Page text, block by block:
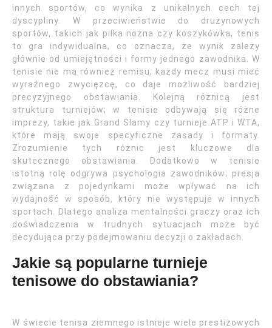
innych sportów, co wynika z unikalnych cech tej
dyscypliny. W przeciwieństwie do drużynowych
sportów, takich jak piłka nożna czy koszykówka, tenis
to gra indywidualna, co oznacza, że wynik zależy
głównie od umiejętności i formy jednego zawodnika. W
tenisie nie ma również remisu; każdy mecz musi mieć
wyraźnego zwycięzcę, co daje możliwość bardziej
precyzyjnego obstawiania. Kolejną różnicą jest
struktura turniejów; w tenisie odbywają się różne
imprezy, takie jak Grand Slamy czy turnieje ATP i WTA,
które mają swoje specyficzne zasady i formaty.
Zrozumienie tych różnic jest kluczowe dla
skutecznego obstawiania. Dodatkowo w tenisie
istotną rolę odgrywa psychologia zawodników; presja
związana z pojedynkami może wpływać na ich
wydajność w sposób, który nie występuje w innych
sportach. Dlatego analiza mentalności graczy oraz ich
doświadczenia w trudnych sytuacjach może być
decydująca przy podejmowaniu decyzji o zakładach.
Jakie są popularne turnieje
tenisowe do obstawiania?
W świecie tenisa ziemnego istnieje wiele prestiżowych